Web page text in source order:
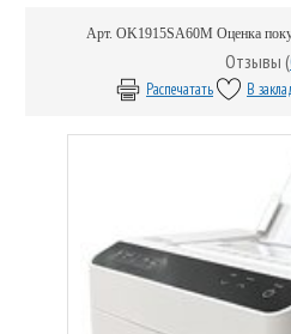
Арт. OK1915SA60M Оценка
Отзывы (
Распечатать В